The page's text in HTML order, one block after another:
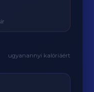
ugyanannyi kalóriáért